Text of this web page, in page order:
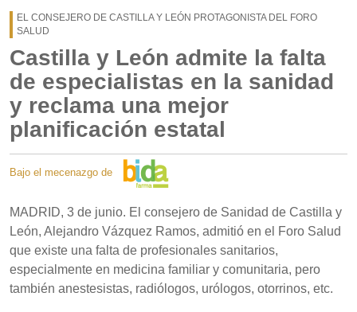
EL CONSEJERO DE CASTILLA Y LEÓN PROTAGONISTA DEL FORO
SALUD
Castilla y León admite la falta
de especialistas en la sanidad
y reclama una mejor
planificación estatal
Bajo el mecenazgo de
MADRID, 3 de junio. El consejero de Sanidad de Castilla y
León, Alejandro Vázquez Ramos, admitió en el Foro Salud
que existe una falta de profesionales sanitarios,
especialmente en medicina familiar y comunitaria, pero
también anestesistas, radiólogos, urólogos, otorrinos, etc.